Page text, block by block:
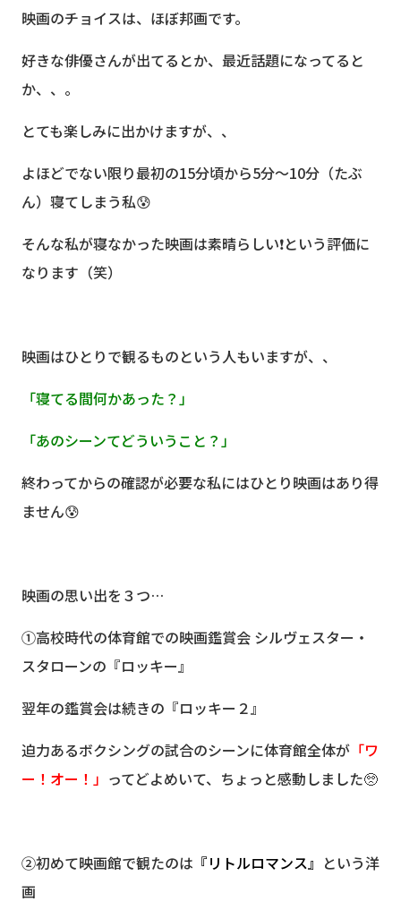
映画のチョイスは、ほぼ邦画です。
好きな俳優さんが出てるとか、最近話題になってると
か、、。
とても楽しみに出かけますが、、
よほどでない限り最初の15分頃から5分〜10分（たぶ
ん）寝てしまう私😰
そんな私が寝なかった映画は素晴らしい❗️という評価に
なります（笑）
映画はひとりで観るものという人もいますが、、
「寝てる間何かあった？」
「あのシーンてどういうこと？」
終わってからの確認が必要な私にはひとり映画はあり得
ません😰
映画の思い出を３つ…
①高校時代の体育館での映画鑑賞会 シルヴェスター・
スタローンの 『ロッキー』
翌年の鑑賞会は続きの 『ロッキー２』
迫力あるボクシングの試合のシーンに体育館全体が「ワ
ー！オー！」 ってどよめいて、ちょっと感動しました🥺
②初めて映画館で観たのは 『リトルロマンス』 という洋
画